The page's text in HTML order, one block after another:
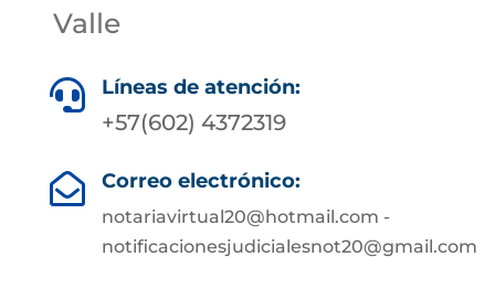
Valle
 Líneas de atención:
+57(602) 4372319
 Correo electrónico:
notariavirtual20@hotmail.com -
notificacionesjudicialesnot20@gmail.com